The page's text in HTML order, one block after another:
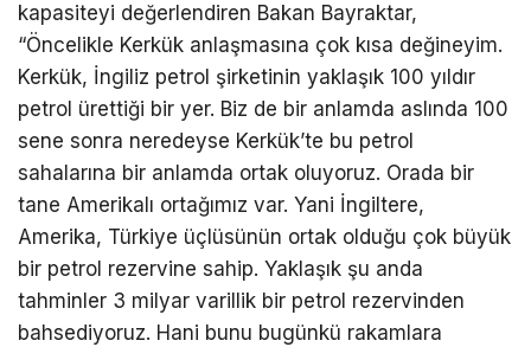
kapasiteyi değerlendiren Bakan Bayraktar,
“Öncelikle Kerkük anlaşmasına çok kısa değineyim.
Kerkük, İngiliz petrol şirketinin yaklaşık 100 yıldır
petrol ürettiği bir yer. Biz de bir anlamda aslında 100
sene sonra neredeyse Kerkük’te bu petrol
sahalarına bir anlamda ortak oluyoruz. Orada bir
tane Amerikalı ortağımız var. Yani İngiltere,
Amerika, Türkiye üçlüsünün ortak olduğu çok büyük
bir petrol rezervine sahip. Yaklaşık şu anda
tahminler 3 milyar varillik bir petrol rezervinden
bahsediyoruz. Hani bunu bugünkü rakamlara